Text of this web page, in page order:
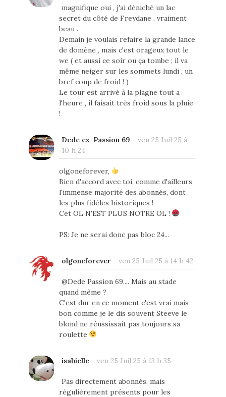
magnifique oui , j'ai déniché un lac
secret du côté de Freydane , vraiment
beau .
Demain je voulais refaire la grande lance
de domène , mais c'est orageux tout le
we ( et aussi ce soir ou ça tombe ; il va
même neiger sur les sommets lundi , un
bref coup de froid ! )
Le tour est arrivé à la plagne tout a
l'heure , il faisait très froid sous la pluie
!
Dede ex-Passion 69 - ven 25 Juil 25 à
10 h 24
olgoneforever,
Bien d'accord avec toi, comme d'ailleurs
l'immense majorité des abonnés, dont
les plus fidèles historiques !
Cet OL N'EST PLUS NOTRE OL !
PS: Je ne serai donc pas bloc 24...
olgoneforever - ven 25 Juil 25 à 14 h 42
@Dede Passion 69.... Mais au stade
quand même ?
C'est dur en ce moment c'est vrai mais
bon comme je le dis souvent Steeve le
blond ne réussissait pas toujours sa
roulette
isabielle- ven 25 Juil 25 à 13 h 35
Pas directement abonnés, mais
régulièrement présents pour les